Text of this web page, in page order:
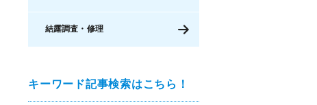
結露調査・修理
キーワード記事検索はこちら！